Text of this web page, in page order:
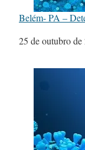
Belém- PA –
Data
25 de outubro de